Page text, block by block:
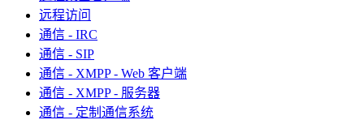
远程访问
通信 - IRC
通信 - SIP
通信 - XMPP - Web 客户端
通信 - XMPP - 服务器
通信 - 定制通信系统